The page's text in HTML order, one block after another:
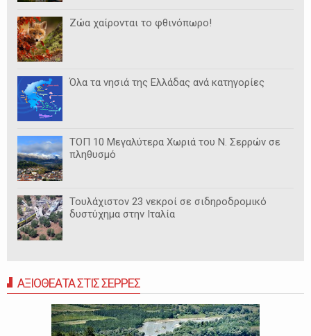
Ζώα χαίρονται το φθινόπωρο!
Όλα τα νησιά της Ελλάδας ανά κατηγορίες
ΤΟΠ 10 Μεγαλύτερα Χωριά του Ν. Σερρών σε
πληθυσμό
Τουλάχιστον 23 νεκροί σε σιδηροδρομικό
δυστύχημα στην Ιταλία
ΑΞΙΟΘΕΑΤΑ ΣΤΙΣ ΣΕΡΡΕΣ